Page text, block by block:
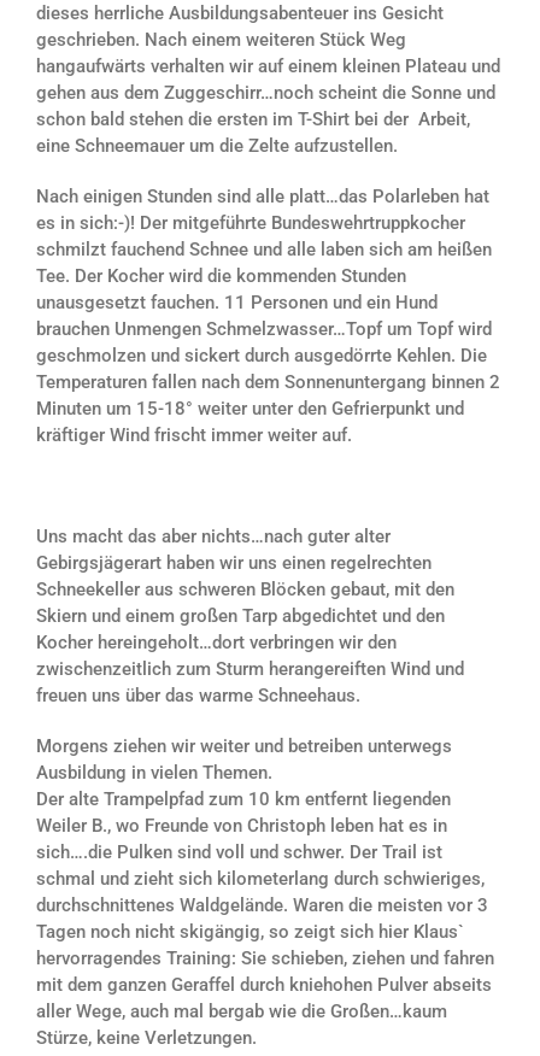
dieses herrliche Ausbildungsabenteuer ins Gesicht
geschrieben. Nach einem weiteren Stück Weg
hangaufwärts verhalten wir auf einem kleinen Plateau und
gehen aus dem Zuggeschirr…noch scheint die Sonne und
schon bald stehen die ersten im T-Shirt bei der Arbeit,
eine Schneemauer um die Zelte aufzustellen.
Nach einigen Stunden sind alle platt…das Polarleben hat
es in sich:-)! Der mitgeführte Bundeswehrtruppkocher
schmilzt fauchend Schnee und alle laben sich am heißen
Tee. Der Kocher wird die kommenden Stunden
unausgesetzt fauchen. 11 Personen und ein Hund
brauchen Unmengen Schmelzwasser…Topf um Topf wird
geschmolzen und sickert durch ausgedörrte Kehlen. Die
Temperaturen fallen nach dem Sonnenuntergang binnen 2
Minuten um 15-18° weiter unter den Gefrierpunkt und
kräftiger Wind frischt immer weiter auf.
Uns macht das aber nichts…nach guter alter
Gebirgsjägerart haben wir uns einen regelrechten
Schneekeller aus schweren Blöcken gebaut, mit den
Skiern und einem großen Tarp abgedichtet und den
Kocher hereingeholt…dort verbringen wir den
zwischenzeitlich zum Sturm herangereiften Wind und
freuen uns über das warme Schneehaus.
Morgens ziehen wir weiter und betreiben unterwegs
Ausbildung in vielen Themen.
Der alte Trampelpfad zum 10 km entfernt liegenden
Weiler B., wo Freunde von Christoph leben hat es in
sich….die Pulken sind voll und schwer. Der Trail ist
schmal und zieht sich kilometerlang durch schwieriges,
durchschnittenes Waldgelände. Waren die meisten vor 3
Tagen noch nicht skigängig, so zeigt sich hier Klaus`
hervorragendes Training: Sie schieben, ziehen und fahren
mit dem ganzen Geraffel durch kniehohen Pulver abseits
aller Wege, auch mal bergab wie die Großen…kaum
Stürze, keine Verletzungen.